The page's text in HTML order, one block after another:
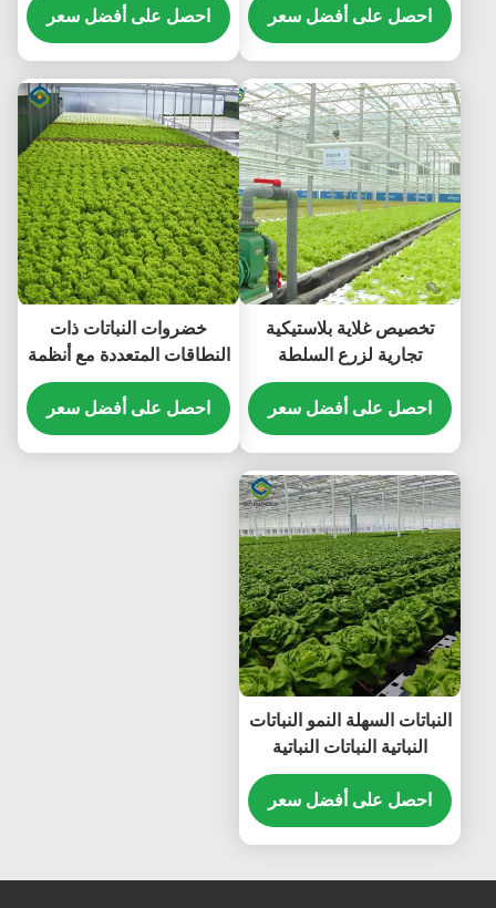
احصل على أفضل سعر
احصل على أفضل سعر
تخصيص غلاية بلاستيكية
تجارية لزرع السلطة
احصل على أفضل سعر
خضروات النباتات ذات
النطاقات المتعددة مع أنظمة
زراعة هيدروبونية NFT
احصل على أفضل سعر
النباتات السهلة النمو النباتات
النباتية النباتات النباتية
احصل على أفضل سعر